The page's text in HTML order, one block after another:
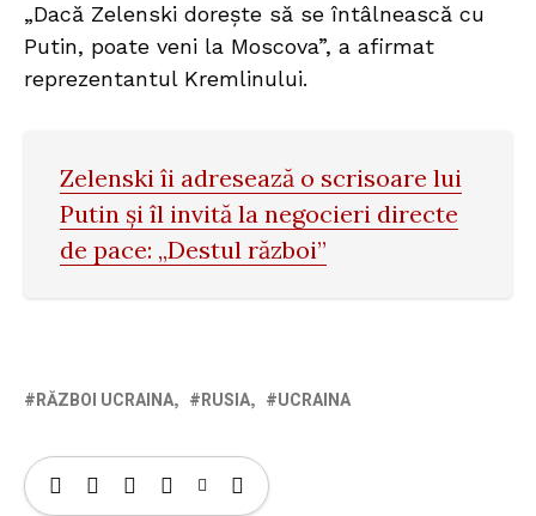
„Dacă Zelenski dorește să se întâlnească cu
Putin, poate veni la Moscova”, a afirmat
reprezentantul Kremlinului.
Zelenski îi adresează o scrisoare lui
Putin și îl invită la negocieri directe
de pace: „Destul război”
RĂZBOI UCRAINA RUSIA UCRAINA